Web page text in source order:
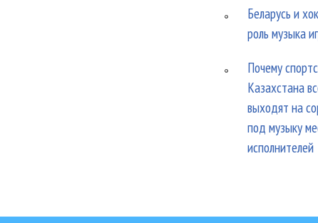
Беларусь и
роль музыка
Почему
Казахстана
выходят на
под музыку
исполнителей